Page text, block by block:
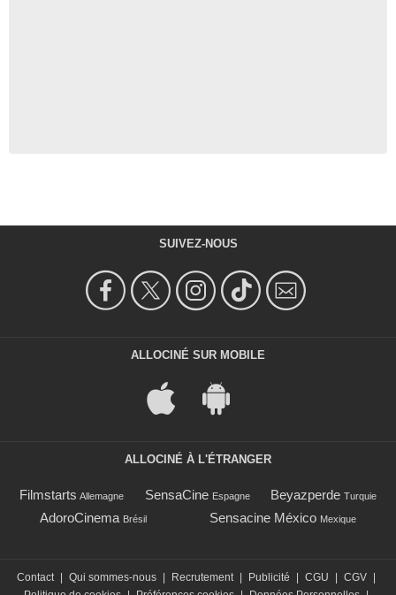
SUIVEZ-NOUS
ALLOCINÉ SUR MOBILE
ALLOCINÉ À L'ÉTRANGER
Filmstarts Allemagne SensaCine Espagne Beyazperde Turquie
AdoroCinema Brésil Sensacine México Mexique
Contact Qui sommes-nous Recrutement Publicité CGU CGV